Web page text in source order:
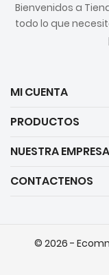
Bienvenidos a
todo lo que
MI CUENTA
PRODUCTOS
NUESTRA EMPRESA
CONTACTENOS
© 2026 -